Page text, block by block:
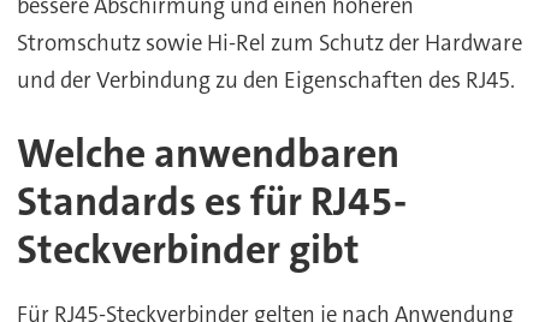
bessere Abschirmung und einen höheren
Stromschutz sowie Hi-Rel zum Schutz der Hardware
und der Verbindung zu den Eigenschaften des RJ45.
Welche anwendbaren
Standards es für RJ45-
Steckverbinder gibt
Für RJ45-Steckverbinder gelten je nach Anwendung